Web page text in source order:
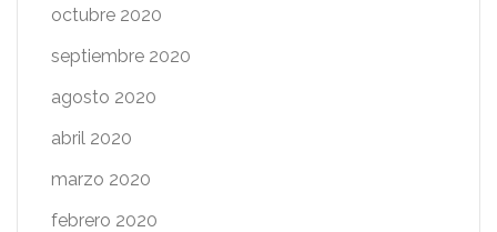
octubre 2020
septiembre 2020
agosto 2020
abril 2020
marzo 2020
febrero 2020